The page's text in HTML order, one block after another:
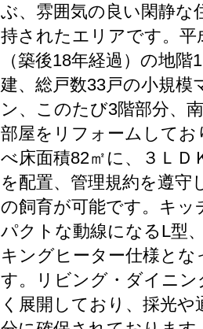
ぶ、雰囲気の良い閑静な
持されたエリアです。平
（築後18年経過）の地階
建、総戸数33戸の小規模
ン、このたび3階部分、
部屋をリフォームしてお
べ床面積82㎡に、３ＬＤ
を配置、管理規約を遵守
の飼育が可能です。キッ
パクトな動線になるL型
キングヒーター仕様とな
す。リビング・ダイニン
く展開しており、採光や